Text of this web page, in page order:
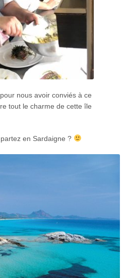
nous avoir conviés à ce
tout le charme de cette île
en Sardaigne ?